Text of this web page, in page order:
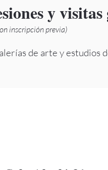
y visitas
inscripción previa)
de arte y estudios